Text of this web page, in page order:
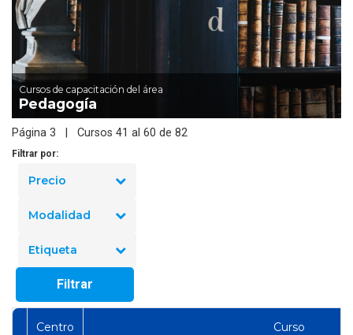
Cursos de capacitación del área
Pedagogía
Página 3 | Cursos 41 al 60 de 82
Filtrar por:
Precio
Modalidad
Etiqueta
Filtrar
Centro Curso